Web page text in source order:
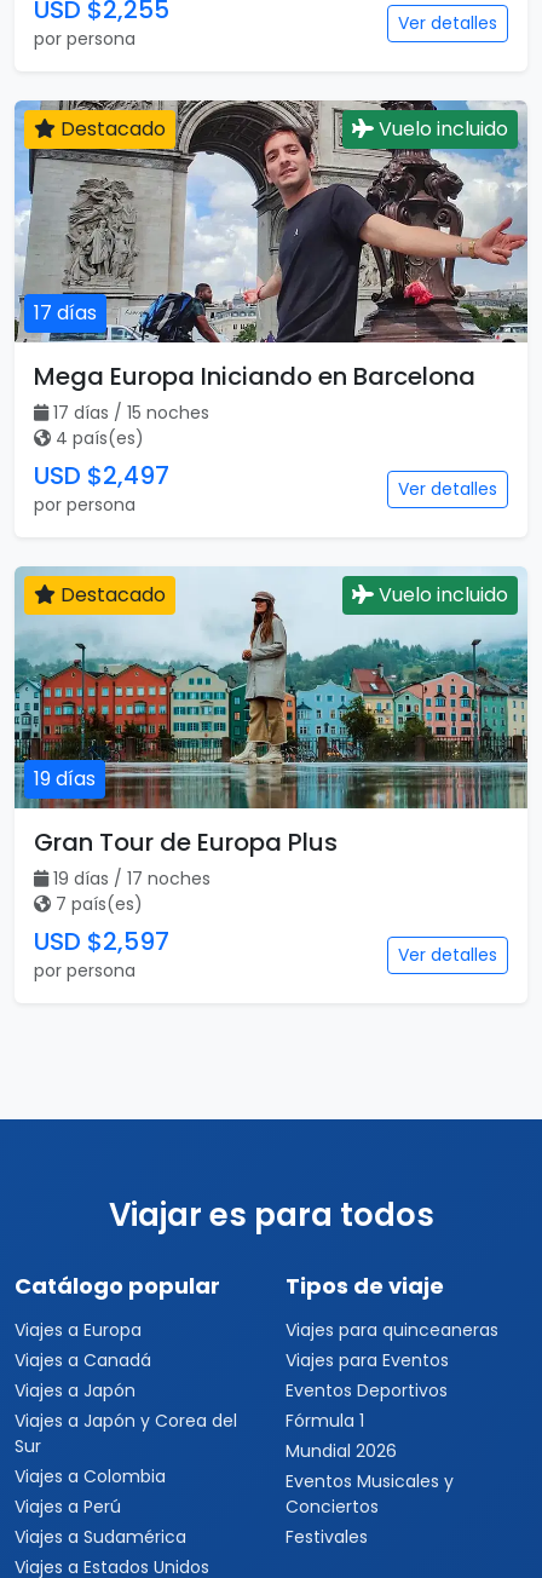
USD $2,255
por persona
Ver detalles
17 días
Destacado Vuelo incluido
Mega Europa Iniciando en Barcelona
17 días / 15 noches
4 país(es)
USD $2,497
por persona
Ver detalles
19 días
Destacado Vuelo incluido
Gran Tour de Europa Plus
19 días / 17 noches
7 país(es)
USD $2,597
por persona
Ver detalles
Viajar es para todos
Catálogo popular
Viajes a Europa
Viajes a Canadá
Viajes a Japón
Viajes a Japón y Corea del
Sur
Viajes a Colombia
Viajes a Perú
Viajes a Sudamérica
Viajes a Estados Unidos
Tipos de viaje
Viajes para quinceaneras
Viajes para Eventos
Eventos Deportivos
Fórmula 1
Mundial 2026
Eventos Musicales y
Conciertos
Festivales